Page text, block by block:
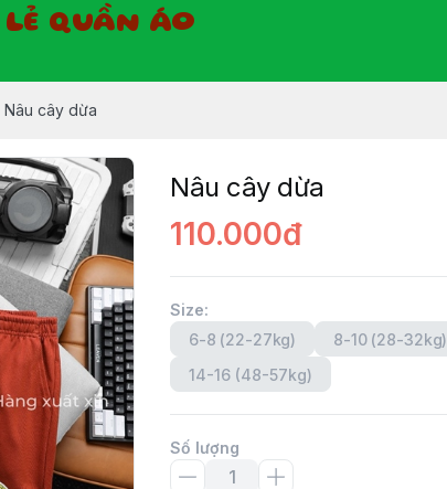
QUẦN ÁO
Nâu cây dừa
Nâu cây dừa
110.000đ
Size:
6-8 (22-27kg)
8-10 (28-32kg)
14-16 (48-57kg)
Số lượng